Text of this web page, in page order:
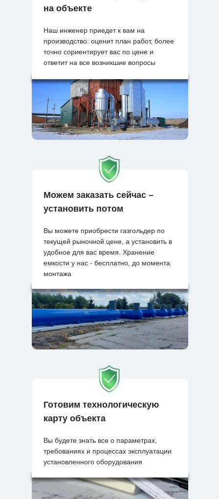
на объекте
Наш инженер приедет к вам на
производство: оценит план работ, более
точно сориентирует вас по цене и
ответит на все возникшие вопросы
Можем заказать сейчас –
установить потом
Вы можете приобрести газгольдер по
текущей рыночной цене, а установить в
удобное для вас время. Хранение
емкости у нас - бесплатно, до момента
монтажа
Готовим технологическую
карту объекта
Вы будете знать все о параметрах,
требованиях и процессах эксплуатации
установленного оборудования